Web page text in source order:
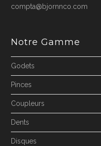
compta@bjornnco.com
Notre Gamme
Godets
Pinces
Coupleurs
Dents
Disques